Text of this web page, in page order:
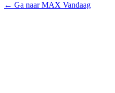
← Ga naar MAX Vandaag